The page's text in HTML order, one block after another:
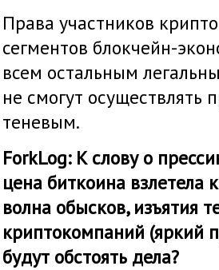
Права участников
сегментов блокчейн-
всем остальным
не смогут осуществлять
теневым.
ForkLog: К слову о
цена биткоина
волна обысков, изъятия
криптокомпаний (яркий
будут обстоять дела?